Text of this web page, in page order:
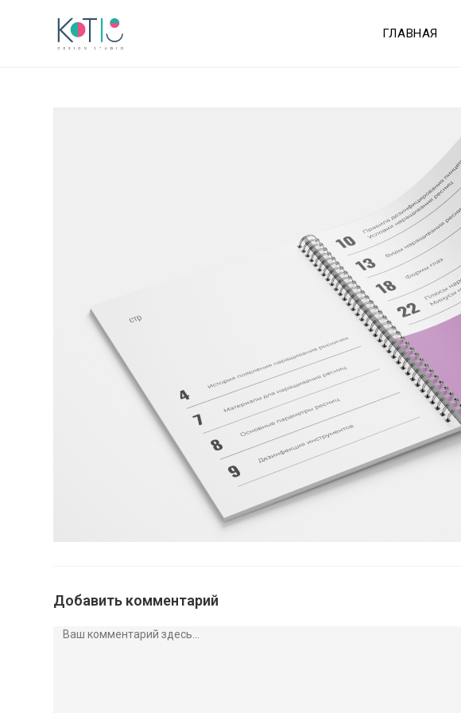
ГЛАВНАЯ
Добавить комментарий